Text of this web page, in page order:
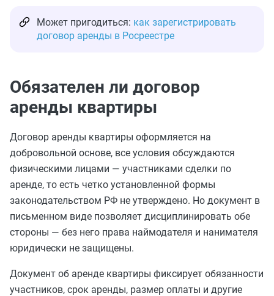
Может пригодиться: как зарегистрировать
договор аренды в Росреестре
Обязателен ли договор
аренды квартиры
Договор аренды квартиры оформляется на
добровольной основе, все условия обсуждаются
физическими лицами — участниками сделки по
аренде, то есть четко установленной формы
законодательством РФ не утверждено. Но документ в
письменном виде позволяет дисциплинировать обе
стороны — без него права наймодателя и нанимателя
юридически не защищены.
Документ об аренде квартиры фиксирует обязанности
участников, срок аренды, размер оплаты и другие